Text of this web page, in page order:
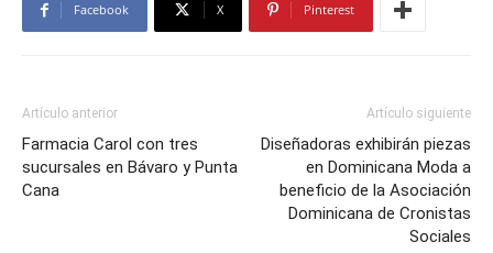
Facebook X Pinterest
Artículo anterior
Farmacia Carol con tres
sucursales en Bávaro y Punta
Cana
Artículo siguiente
Diseñadoras exhibirán piezas
en Dominicana Moda a
beneficio de la Asociación
Dominicana de Cronistas
Sociales